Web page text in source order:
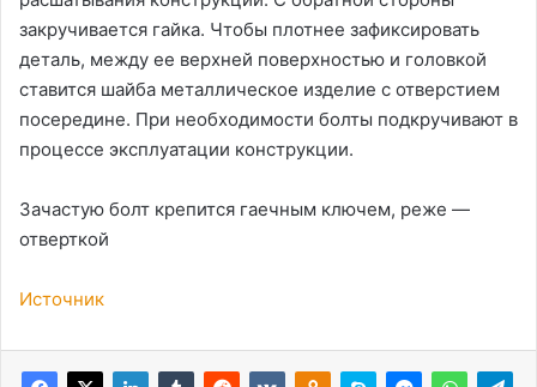
закручивается гайка. Чтобы плотнее зафиксировать
деталь, между ее верхней поверхностью и головкой
ставится шайба металлическое изделие с отверстием
посередине. При необходимости болты подкручивают в
процессе эксплуатации конструкции.
Зачастую болт крепится гаечным ключем, реже —
отверткой
Источник